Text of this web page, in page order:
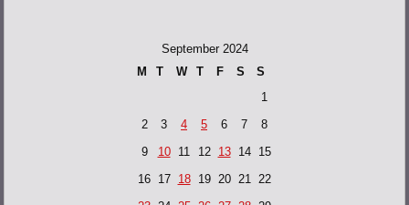
September 2024
M
T W T F S
S
1
2
3 4 5 6 7
8
9
10 11 12 13 14
15
16 17 18 19 20 21 22